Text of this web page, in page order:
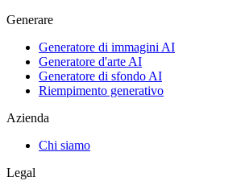
Generare
Generatore di immagini AI
Generatore d'arte AI
Generatore di sfondo AI
Riempimento generativo
Azienda
Chi siamo
Legal